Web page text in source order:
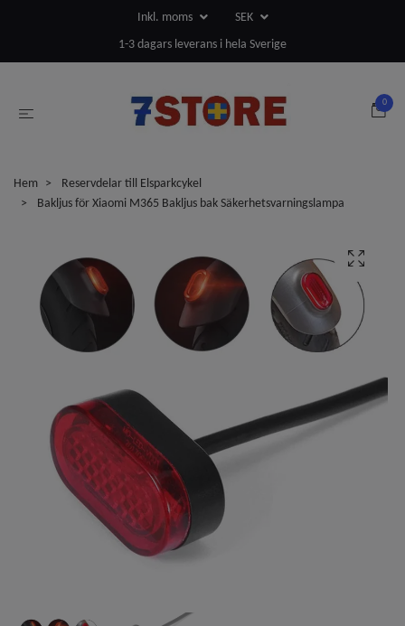
Inkl. moms
SEK
1-3 dagars leverans i hela Sverige
0
Hem
Reservdelar till Elsparkcykel
Bakljus för Xiaomi M365 Bakljus bak Säkerhetsvarningslampa